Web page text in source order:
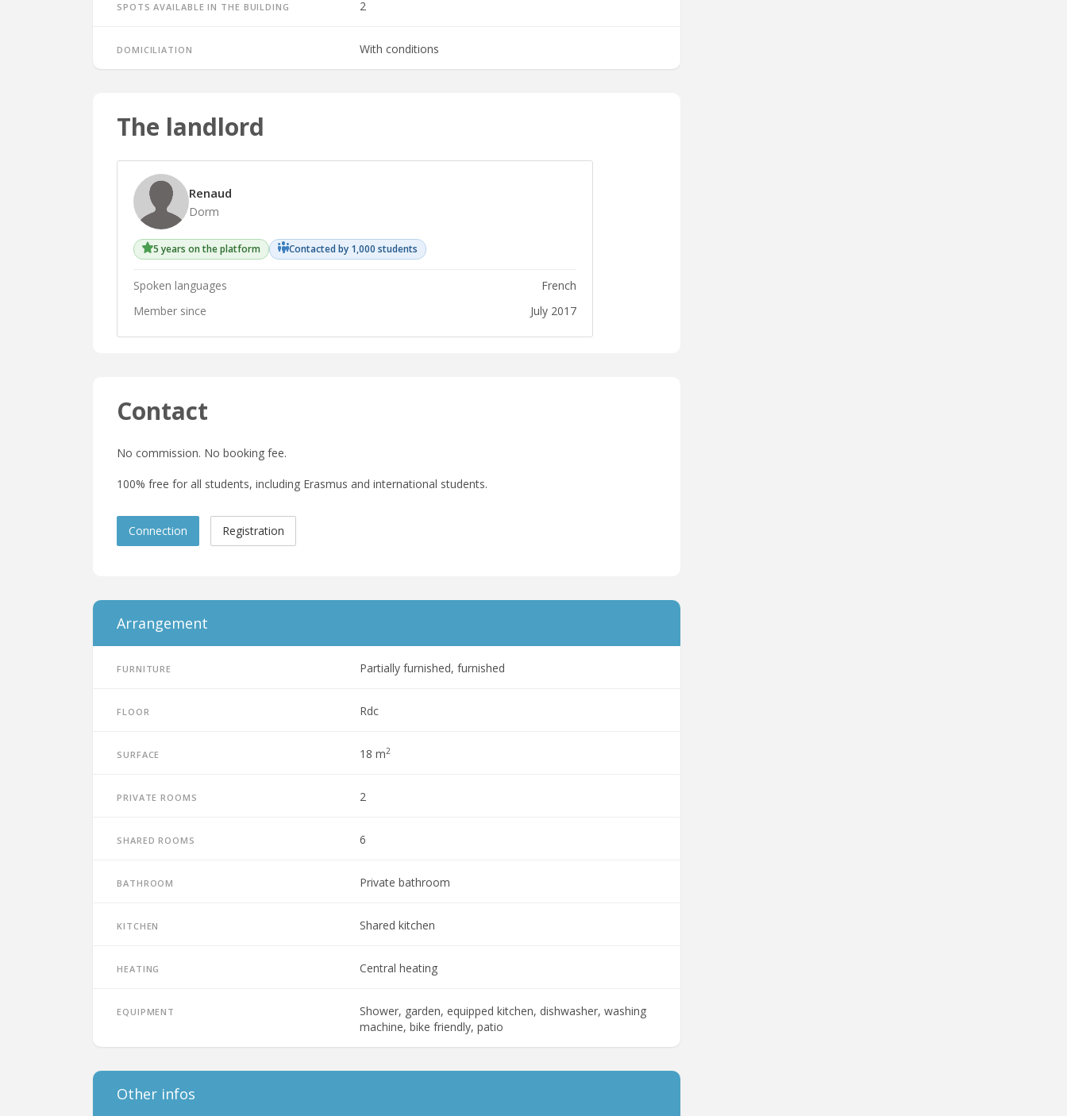
Spots available in the building 2
Domiciliation With conditions
The landlord
Renaud
Dorm
5 years on the platform Contacted by 1,000 students
Spoken languages
French
Member since
July 2017
Contact
No commission. No booking fee.
100% free for all students, including Erasmus and international students.
Connection Registration
Arrangement
Furniture Partially furnished, furnished
Floor Rdc
Surface 18 m2
Private rooms 2
Shared rooms 6
Bathroom Private bathroom
Kitchen Shared kitchen
Heating Central heating
Equipment
Shower, garden, equipped kitchen, dishwasher, washing
machine, bike friendly, patio
Other infos